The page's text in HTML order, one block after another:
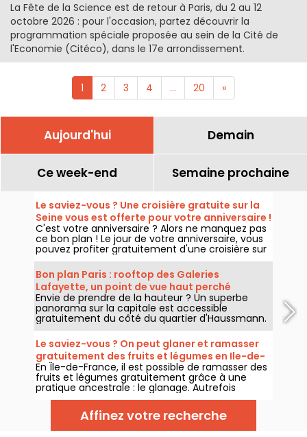
La Fête de la Science est de retour à Paris, du 2 au 12
octobre 2026 : pour l'occasion, partez découvrir la
programmation spéciale proposée au sein de la Cité de
l'Economie (Citéco), dans le 17e arrondissement.
1 2 3 4 ... 20 »
Aujourd'hui Demain
Ce week-end Semaine prochaine
Le saviez-vous ? Une croisière gratuite sur la
Seine vous est offerte pour votre anniversaire !
C'est votre anniversaire ? Alors ne manquez pas
ce bon plan ! Le jour de votre anniversaire, vous
pouvez profiter gratuitement d'une croisière sur
la Seine à Paris. Une activité iconique pour
marquer le coup !
Bon plan Paris : rooftop des Galeries
Lafayette, un point de vue haut perché
accessible gratuitement
Envie de prendre de la hauteur ? Un superbe
panorama sur la capitale est accessible
gratuitement du côté du quartier d'Haussmann.
Pour le découvrir, il faut se rendre dans l'un des
iconiques Grands Magasins parisiens, les Galeries
Lafayette, pour découvrir sur son rooftop une
vue imprenable sur Paris... et c'est gratuit !
Le saviez-vous ? On peut glaner et ramasser
gratuitement des fruits et légumes en Ile-de-
France
En Île-de-France, il est possible de ramasser des
fruits et légumes gratuitement grâce à une
pratique ancestrale : le glanage. Autrefois
réservé aux plus nécessiteux, le glanage a
retrouvé une seconde jeunesse, attirant
aujourd'hui un public varié soucieux de réduction
du gaspillage alimentaire. On vous dit comment
Affinez votre recherche